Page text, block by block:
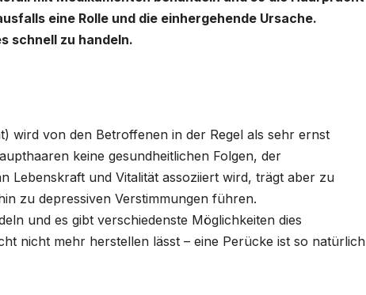
eine Rolle und die einhergehende Ursache.
schnell zu handeln.
wird von den Betroffenen in der Regel als sehr ernst
keine gesundheitlichen Folgen, der
Lebenskraft und Vitalität assoziiert wird, trägt aber zu
zu depressiven Verstimmungen führen.
und es gibt verschiedenste Möglichkeiten dies
nicht mehr herstellen lässt – eine Perücke ist so natürlich